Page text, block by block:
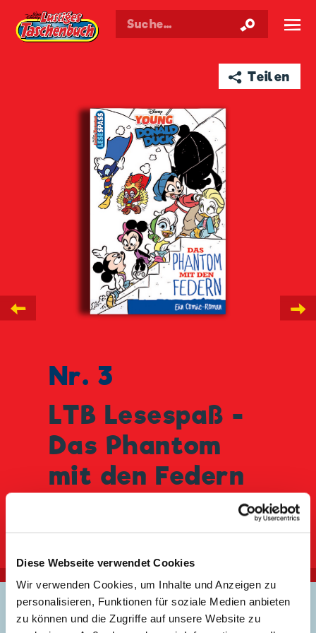
Diese Webseite verwendet Cookies
Wir verwenden Cookies, um Inhalte und Anzeigen zu
personalisieren, Funktionen für soziale Medien anbieten
zu können und die Zugriffe auf unsere Website zu
Walt Disneys Taschenbuch ☰
➦ Teilen
←
Nr. 3
LTB Lesespaß -
Das Phantom
mit den Federn
→
Inhaltsangabe